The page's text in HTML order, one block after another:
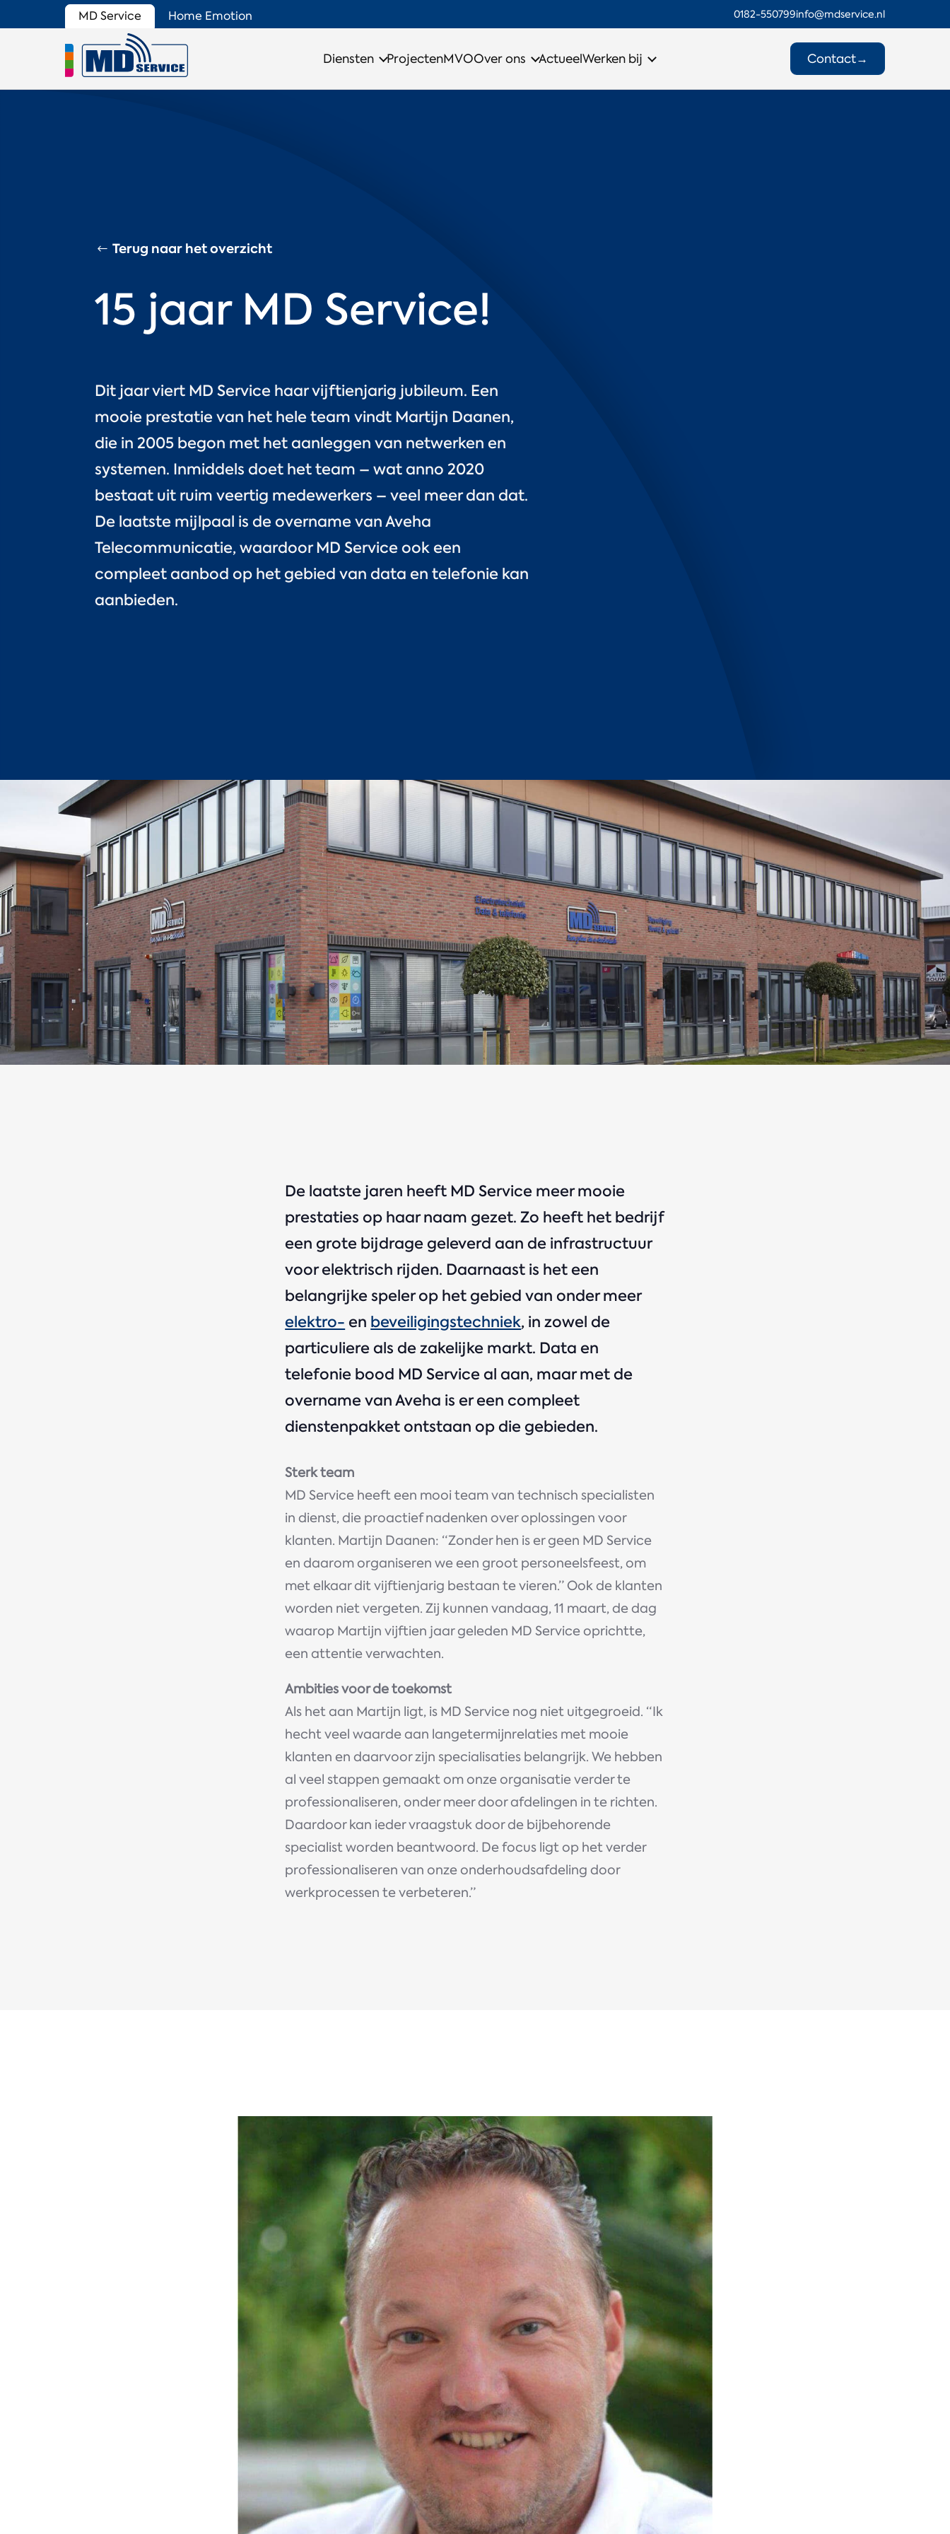
MD Service Home Emotion 0182-550799info@mdservice.nl
Diensten ProjectenMVOOver ons ActueelWerken bij Contact→
Terug naar het overzicht
15 jaar MD Service!
Dit jaar viert MD Service haar vijftienjarig jubileum. Een
mooie prestatie van het hele team vindt Martijn Daanen,
die in 2005 begon met het aanleggen van netwerken en
systemen. Inmiddels doet het team – wat anno 2020
bestaat uit ruim veertig medewerkers – veel meer dan dat.
De laatste mijlpaal is de overname van Aveha
Telecommunicatie, waardoor MD Service ook een
compleet aanbod op het gebied van data en telefonie kan
aanbieden.
De laatste jaren heeft MD Service meer mooie
prestaties op haar naam gezet. Zo heeft het bedrijf
een grote bijdrage geleverd aan de infrastructuur
voor elektrisch rijden. Daarnaast is het een
belangrijke speler op het gebied van onder meer
elektro- en beveiligingstechniek, in zowel de
particuliere als de zakelijke markt. Data en
telefonie bood MD Service al aan, maar met de
overname van Aveha is er een compleet
dienstenpakket ontstaan op die gebieden.
Sterk team
MD Service heeft een mooi team van technisch specialisten
in dienst, die proactief nadenken over oplossingen voor
klanten. Martijn Daanen: “Zonder hen is er geen MD Service
en daarom organiseren we een groot personeelsfeest, om
met elkaar dit vijftienjarig bestaan te vieren.” Ook de klanten
worden niet vergeten. Zij kunnen vandaag, 11 maart, de dag
waarop Martijn vijftien jaar geleden MD Service oprichtte,
een attentie verwachten.
Ambities voor de toekomst
Als het aan Martijn ligt, is MD Service nog niet uitgegroeid. “Ik
hecht veel waarde aan langetermijnrelaties met mooie
klanten en daarvoor zijn specialisaties belangrijk. We hebben
al veel stappen gemaakt om onze organisatie verder te
professionaliseren, onder meer door afdelingen in te richten.
Daardoor kan ieder vraagstuk door de bijbehorende
specialist worden beantwoord. De focus ligt op het verder
professionaliseren van onze onderhoudsafdeling door
werkprocessen te verbeteren.”